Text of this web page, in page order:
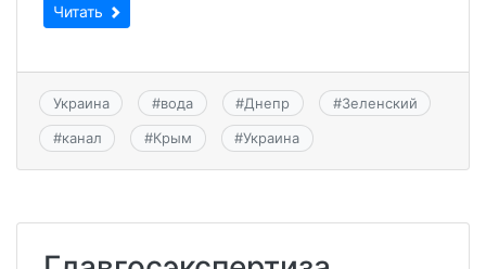
Читать
Украина #вода #Днепр #Зеленский
#канал #Крым #Украина